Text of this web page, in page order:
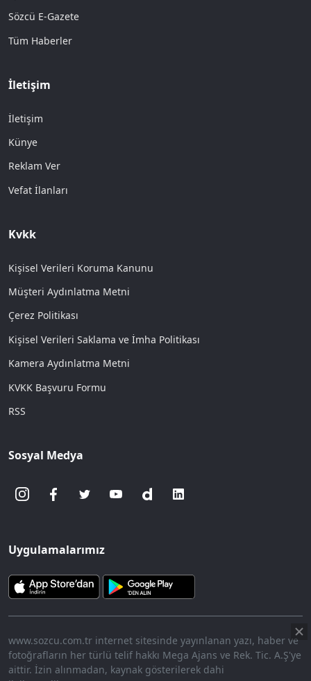
Sözcü E-Gazete
Tüm Haberler
İletişim
İletişim
Künye
Reklam Ver
Vefat İlanları
Kvkk
Kişisel Verileri Koruma Kanunu
Müşteri Aydınlatma Metni
Çerez Politikası
Kişisel Verileri Saklama ve İmha Politikası
Kamera Aydınlatma Metni
KVKK Başvuru Formu
RSS
Sosyal Medya
Uygulamalarımız
www.sozcu.com.tr internet sitesinde yayınlanan yazı, haber ve
fotoğrafların her türlü telif hakkı Mega Ajans ve Rek. Tic. A.Ş'ye
aittir. İzin alınmadan, kaynak gösterilerek dahi